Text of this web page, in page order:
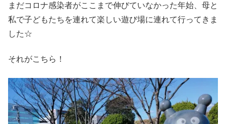
まだコロナ感染者がここまで伸びていなかった年始、母と
私で子どもたちを連れて楽しい遊び場に連れて行ってきま
した☆
それがこちら！